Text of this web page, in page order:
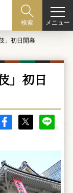
検索 メニュー
」初日開幕
」初日